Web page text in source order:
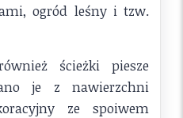
ogród leśny i tzw.
ścieżki piesze
je z nawierzchni
ze spoiwem